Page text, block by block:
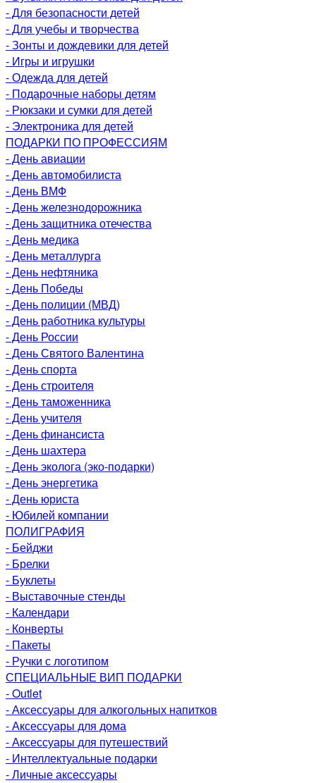
- Для безопасности детей
- Для учебы и творчества
- Зонты и дождевики для детей
- Игры и игрушки
- Одежда для детей
- Подарочные наборы детям
- Рюкзаки и сумки для детей
- Электроника для детей
ПОДАРКИ ПО ПРОФЕССИЯМ
- День авиации
- День автомобилиста
- День ВМФ
- День железнодорожника
- День защитника отечества
- День медика
- День металлурга
- День нефтяника
- День Победы
- День полиции (МВД)
- День работника культуры
- День России
- День Святого Валентина
- День спорта
- День строителя
- День таможенника
- День учителя
- День финансиста
- День шахтера
- День эколога (эко-подарки)
- День энергетика
- День юриста
- Юбилей компании
ПОЛИГРАФИЯ
- Бейджи
- Брелки
- Буклеты
- Выставочные стенды
- Календари
- Конверты
- Пакеты
- Ручки с логотипом
СПЕЦИАЛЬНЫЕ ВИП ПОДАРКИ
- Outlet
- Аксессуары для алкогольных напитков
- Аксессуары для дома
- Аксессуары для путешествий
- Интеллектуальные подарки
- Личные аксессуары